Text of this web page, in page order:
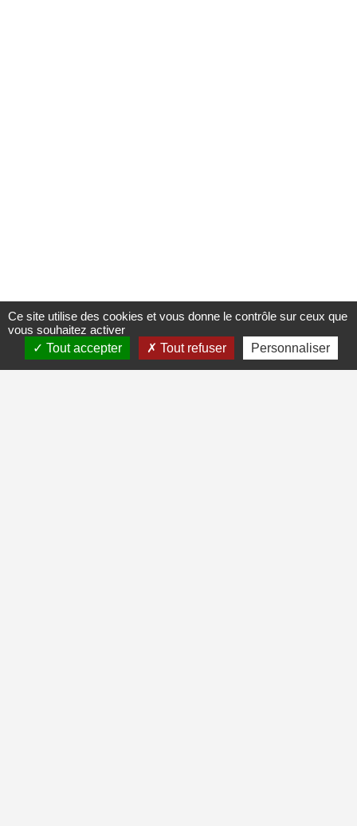
Ce site utilise des cookies et vous donne le contrôle sur ceux que
vous souhaitez activer
Tout accepter
Tout refuser Personnaliser